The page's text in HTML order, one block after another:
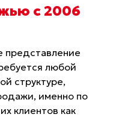
с 2006
представление
любой
структуре,
именно по
клиентов как